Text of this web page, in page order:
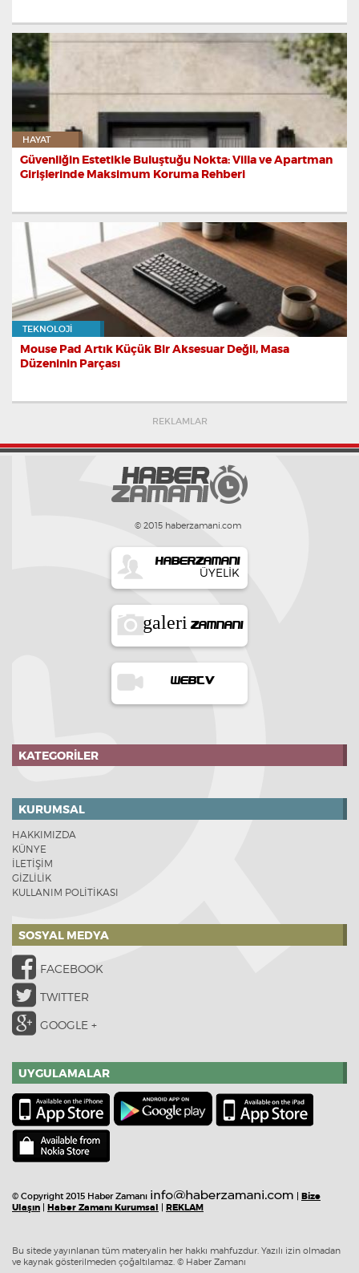
HAYAT
Güvenliğin Estetikle Buluştuğu Nokta: Villa ve Apartman
Girişlerinde Maksimum Koruma Rehberi
TEKNOLOJI
Mouse Pad Artık Küçük Bir Aksesuar Değil, Masa
Düzeninin Parçası
REKLAMLAR
© 2015 haberzamani.com
HABERZAMANI
ÜYELIK
galeri ZAMNANI
WEBTV
KATEGORILER
KURUMSAL
HAKKIMIZDA
KÜNYE
İLETİŞİM
GİZLİLİK
KULLANIM POLİTİKASI
SOSYAL MEDYA
FACEBOOK
TWITTER
GOOGLE +
UYGULAMALAR
© Copyright 2015 Haber Zamanı
Bize
Ulaşın
Haber Zamanı Kurumsal REKLAM
Bu sitede yayınlanan tüm materyalin her hakkı mahfuzdur. Yazılı izin olmadan
ve kaynak gösterilmeden çoğaltılamaz. © Haber Zamanı